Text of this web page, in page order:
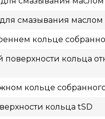
смазывания маслом
кольце
кольца
кольце
кольца tSD